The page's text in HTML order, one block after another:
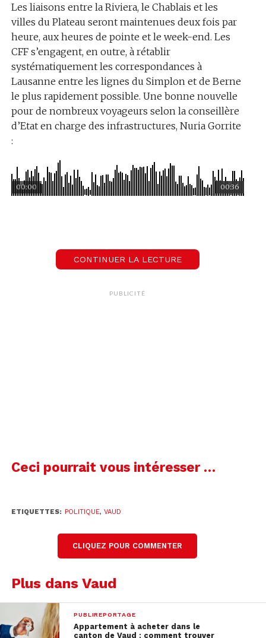
Les liaisons entre la Riviera, le Chablais et les
villes du Plateau seront maintenues deux fois par
heure, aux heures de pointe et le week-end. Les
CFF s’engagent, en outre, à rétablir
systématiquement les correspondances à
Lausanne entre les lignes du Simplon et de Berne
le plus rapidement possible. Une bonne nouvelle
pour de nombreux voyageurs selon la conseillère
d’Etat en charge des infrastructures, Nuria Gorrite
:
00:36
00:00
CONTINUER LA LECTURE
PUBLICITÉ
Ceci pourrait vous intéresser …
ETIQUETTES: POLITIQUE, VAUD
CLIQUEZ POUR COMMENTER
Plus dans Vaud
PUBLIREPORTAGE
Appartement à acheter dans le
canton de Vaud : comment trouver